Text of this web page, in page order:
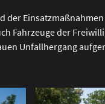
der
Fahrzeuge der
Unfallhergang